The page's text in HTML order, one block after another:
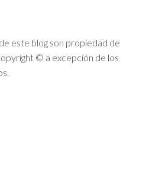
este blog son propiedad de
© a excepción de los